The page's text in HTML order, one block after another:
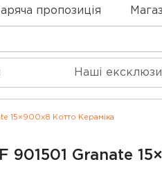
пропозиція
Наші
15×900x8 Котто Кераміка
901501 Granate